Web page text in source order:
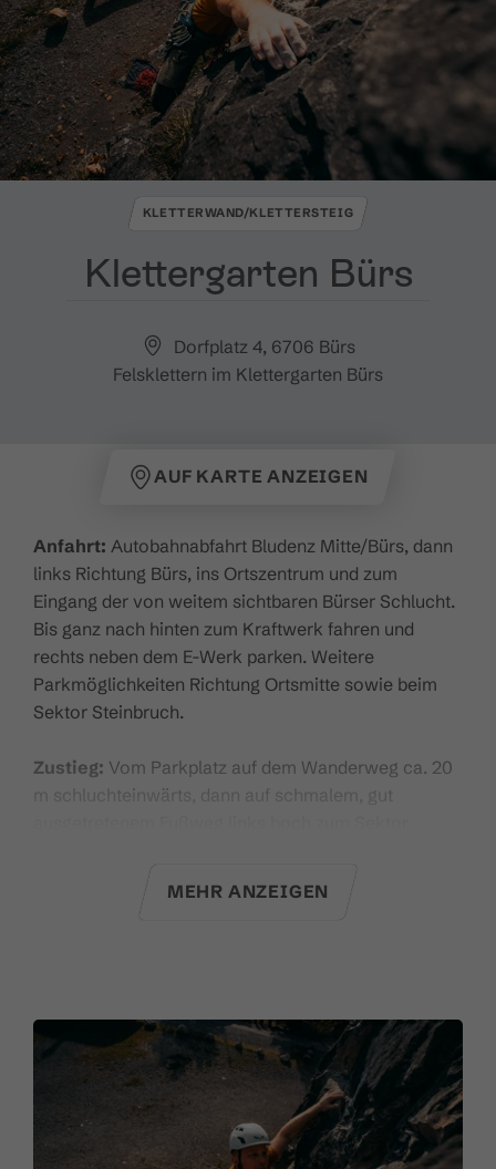
Klettergarten Bürs
KLETTERWAND/KLETTERSTEIG
Dorfplatz 4, 6706 Bürs
Felsklettern im Klettergarten Bürs
AUF KARTE ANZEIGEN
Anfahrt: Autobahnabfahrt Bludenz Mitte/Bürs, dann
links Richtung Bürs, ins Ortszentrum und zum
Eingang der von weitem sichtbaren Bürser Schlucht.
Bis ganz nach hinten zum Kraftwerk fahren und
rechts neben dem E-Werk parken. Weitere
Parkmöglichkeiten Richtung Ortsmitte sowie beim
Sektor Steinbruch.
Zustieg: Vom Parkplatz auf dem Wanderweg ca. 20
m schluchteinwärts, dann auf schmalem, gut
geht es am Wandfuß entlang zu den anderen
Platte).
Gestein/Felsstruktur: Konglomerat mit vielen
Löchern, scharfkantigen Kieseln und Leisten. Es
dominiert athletische Kletterei. Meist lange
Ausdauerrouten, nur selten ist eine gute Technik
MEHR ANZEIGEN